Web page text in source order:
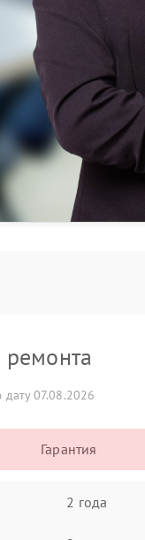
07.08.2026
Гарантия
2 года